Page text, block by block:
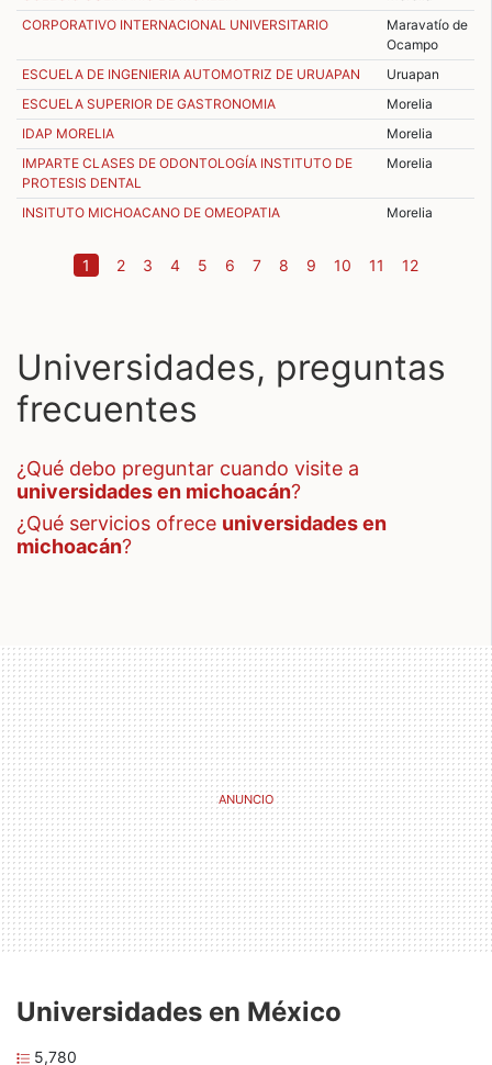
CORPORATIVO INTERNACIONAL UNIVERSITARIO
Maravatío de
Ocampo
ESCUELA DE INGENIERIA AUTOMOTRIZ DE URUAPAN
Uruapan
ESCUELA SUPERIOR DE GASTRONOMIA
Morelia
IDAP MORELIA
Morelia
IMPARTE CLASES DE ODONTOLOGÍA INSTITUTO DE
PROTESIS DENTAL
Morelia
INSITUTO MICHOACANO DE OMEOPATIA Morelia
1 (current)
2 3 4 5 6 7 8 9 10 11 12
Universidades, preguntas
frecuentes
¿qué debo preguntar cuando visite a
universidades en michoacán?
¿qué servicios ofrece universidades en
michoacán?
Universidades en México
5,780